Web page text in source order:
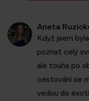
Aneta
Když jsem
poznat celý
ale touha po
cestování se
vedou do